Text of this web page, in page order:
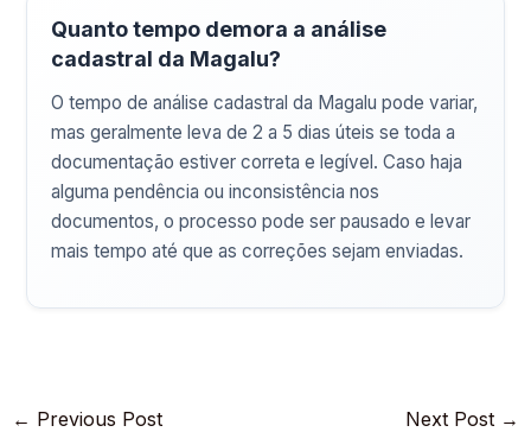
Quanto tempo demora a análise
cadastral da Magalu?
O tempo de análise cadastral da Magalu pode variar,
mas geralmente leva de 2 a 5 dias úteis se toda a
documentação estiver correta e legível. Caso haja
alguma pendência ou inconsistência nos
documentos, o processo pode ser pausado e levar
mais tempo até que as correções sejam enviadas.
← Previous Post Next Post →